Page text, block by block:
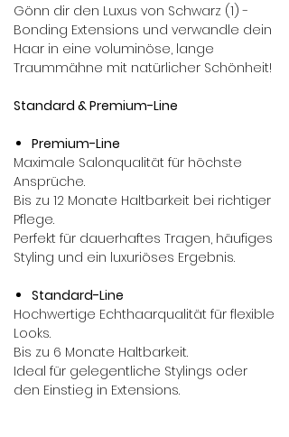
Gönn dir den Luxus von Schwarz (1) -
Bonding Extensions und verwandle dein
Haar in eine voluminöse, lange
Traummähne mit natürlicher Schönheit!
Standard & Premium-Line
Premium-Line
Maximale Salonqualität für höchste
Ansprüche.
Bis zu 12 Monate Haltbarkeit bei richtiger
Pflege.
Perfekt für dauerhaftes Tragen, häufiges
Styling und ein luxuriöses Ergebnis.
Standard-Line
Hochwertige Echthaarqualität für flexible
Looks.
Bis zu 6 Monate Haltbarkeit.
Ideal für gelegentliche Stylings oder
den Einstieg in Extensions.